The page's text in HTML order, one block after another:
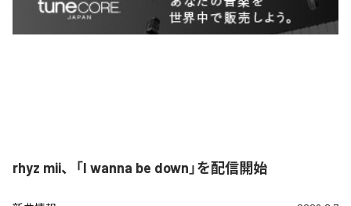
rhyz mii、「I wanna be down」を配信開始